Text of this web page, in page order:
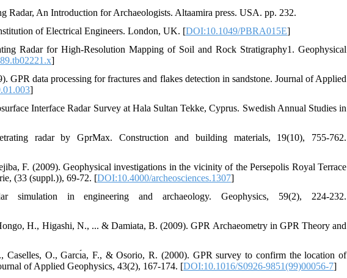
Radar, An Introduction for Archaeologists. Altaamira press. USA. pp. 232.
of Electrical Engineers. London, UK. [DOI:10.1049/PBRA015E]
Radar for High‐Resolution Mapping of Soil and Rock Stratigraphy1. Geophysical
]
data processing for fractures and flakes detection in sandstone. Journal of Applied
]
Interface Radar Survey at Hala Sultan Tekke, Cyprus. Swedish Annual Studies in
radar by GprMax. Construction and building materials, 19(10), 755-762.
F. (2009). Geophysical investigations in the vicinity of the Persepolis Royal Terrace
(33 (suppl.)), 69-72. [DOI:10.4000/archeosciences.1307]
simulation in engineering and archaeology. Geophysics, 59(2), 224-232.
H., Higashi, N., ... & Damiata, B. (2009). GPR Archaeometry in GPR Theory and
Caselles, O., Garcı́a, F., & Osorio, R. (2000). GPR survey to confirm the location of
of Applied Geophysics, 43(2), 167-174. [DOI:10.1016/S0926-9851(99)00056-7]